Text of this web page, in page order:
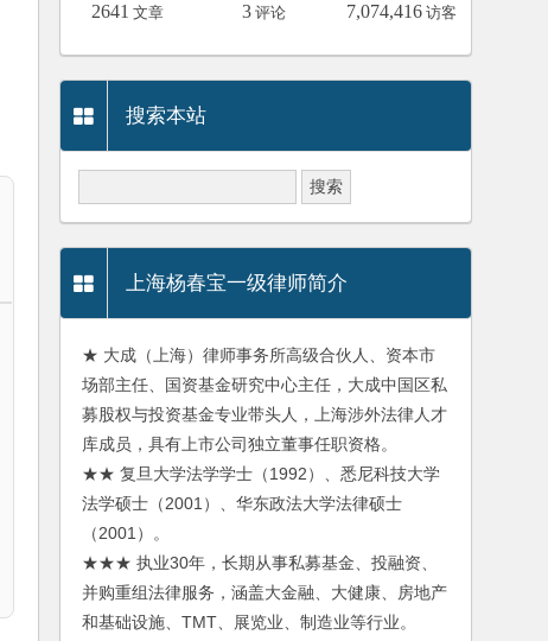
2641 文章 3 评论 7,074,416 访客
搜索本站
上海杨春宝一级律师简介
★ 大成（上海）律师事务所高级合伙人、资本市
场部主任、国资基金研究中心主任，大成中国区私
募股权与投资基金专业带头人，上海涉外法律人才
库成员，具有上市公司独立董事任职资格。
★★ 复旦大学法学学士（1992）、悉尼科技大学
法学硕士（2001）、华东政法大学法律硕士
（2001）。
★★★ 执业30年，长期从事私募基金、投融资、
并购重组法律服务，涵盖大金融、大健康、房地产
和基础设施、TMT、展览业、制造业等行业。